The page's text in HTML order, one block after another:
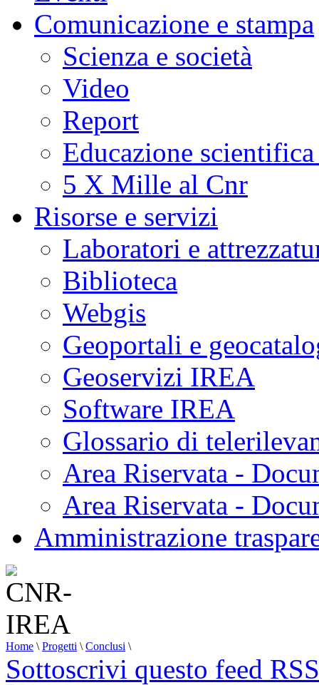
Comunicazione e stampa
Scienza e società
Video
Report
Educazione
5 X Mille al Cnr
Risorse e servizi
Laboratori e
Biblioteca
Webgis
Geoportali e
Geoservizi IREA
Software IREA
Glossario di
Area Riservata -
Area Riservata -
Amministrazione
Home \ Progetti \ Conclusi \
Sottoscrivi questo feed RSS